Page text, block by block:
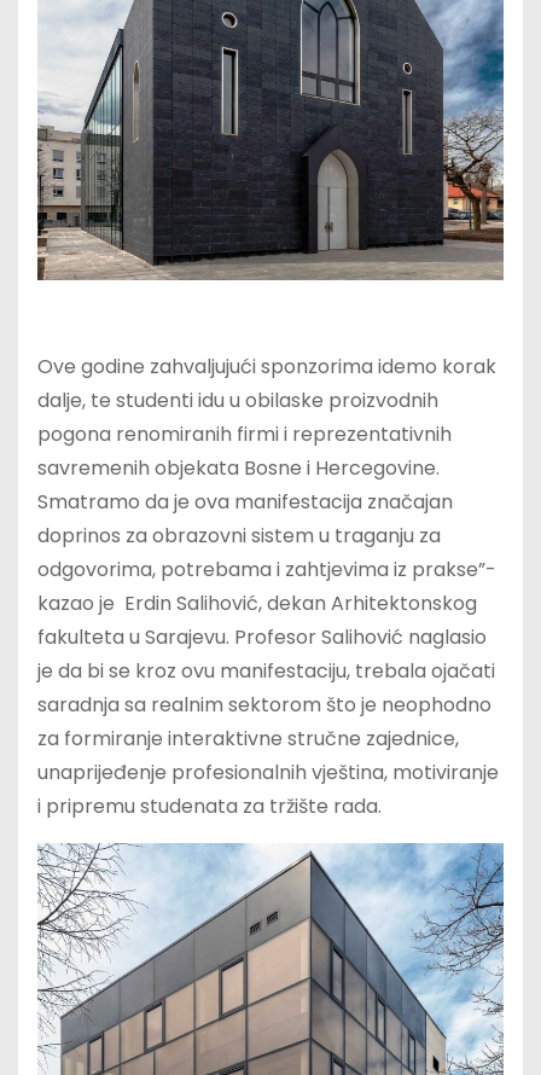
Ove godine zahvaljujući sponzorima idemo korak
dalje, te studenti idu u obilaske proizvodnih
pogona renomiranih firmi i reprezentativnih
savremenih objekata Bosne i Hercegovine.
Smatramo da je ova manifestacija značajan
doprinos za obrazovni sistem u traganju za
odgovorima, potrebama i zahtjevima iz prakse”-
kazao je Erdin Salihović, dekan Arhitektonskog
fakulteta u Sarajevu. Profesor Salihović naglasio
je da bi se kroz ovu manifestaciju, trebala ojačati
saradnja sa realnim sektorom što je neophodno
za formiranje interaktivne stručne zajednice,
unaprijeđenje profesionalnih vještina, motiviranje
i pripremu studenata za tržište rada.